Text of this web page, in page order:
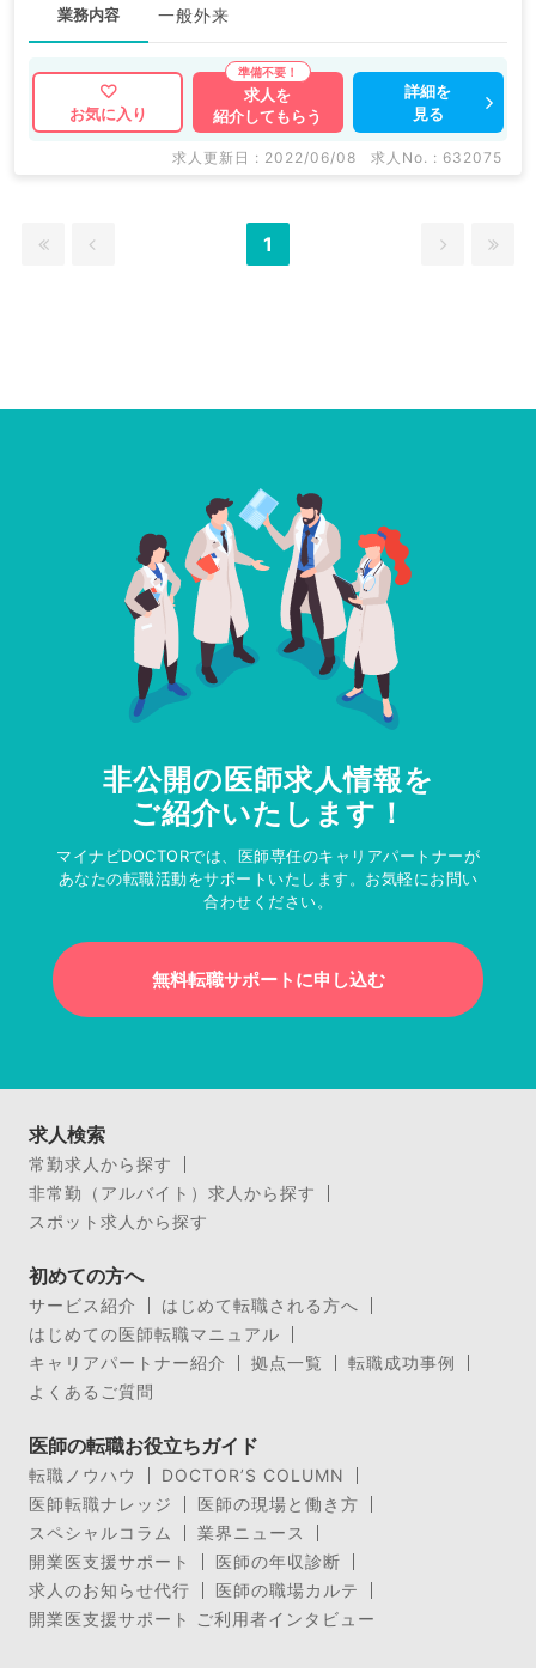
業務内容 一般外来
お気に入り
求人を
紹介してもらう
詳細を
見る
求人更新日 : 2022/06/08 求人No. : 632075
1
非公開の医師求人情報を
ご紹介いたします！
マイナビDOCTORでは、医師専任のキャリアパートナーが
あなたの転職活動をサポートいたします。お気軽にお問い
合わせください。
無料転職サポートに申し込む
求人検索
常勤求人から探す
非常勤（アルバイト）求人から探す
スポット求人から探す
初めての方へ
サービス紹介
はじめて転職される方へ
はじめての医師転職マニュアル
キャリアパートナー紹介
拠点一覧
転職成功事例
よくあるご質問
医師の転職お役立ちガイド
転職ノウハウ
DOCTOR’S COLUMN
医師転職ナレッジ
医師の現場と働き方
スペシャルコラム
業界ニュース
開業医支援サポート
医師の年収診断
求人のお知らせ代行
医師の職場カルテ
開業医支援サポート ご利用者インタビュー